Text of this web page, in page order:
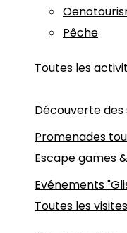
Pêche
Toutes les
Découverte
Promenades
Escape games
Evénements
Toutes les